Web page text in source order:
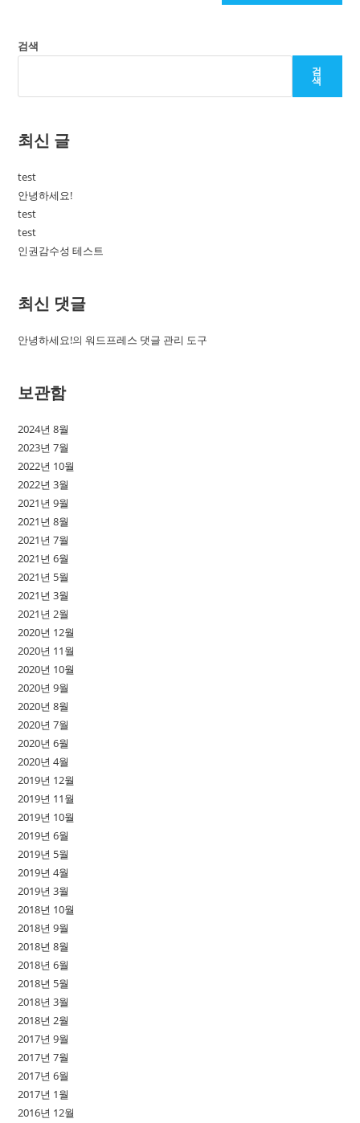
검색
검
색
최신 글
test
안녕하세요!
test
test
인권감수성 테스트
최신 댓글
안녕하세요!의워드프레스 댓글 관리 도구
보관함
2024년 8월
2023년 7월
2022년 10월
2022년 3월
2021년 9월
2021년 8월
2021년 7월
2021년 6월
2021년 5월
2021년 3월
2021년 2월
2020년 12월
2020년 11월
2020년 10월
2020년 9월
2020년 8월
2020년 7월
2020년 6월
2020년 4월
2019년 12월
2019년 11월
2019년 10월
2019년 6월
2019년 5월
2019년 4월
2019년 3월
2018년 10월
2018년 9월
2018년 8월
2018년 6월
2018년 5월
2018년 3월
2018년 2월
2017년 9월
2017년 7월
2017년 6월
2017년 1월
2016년 12월